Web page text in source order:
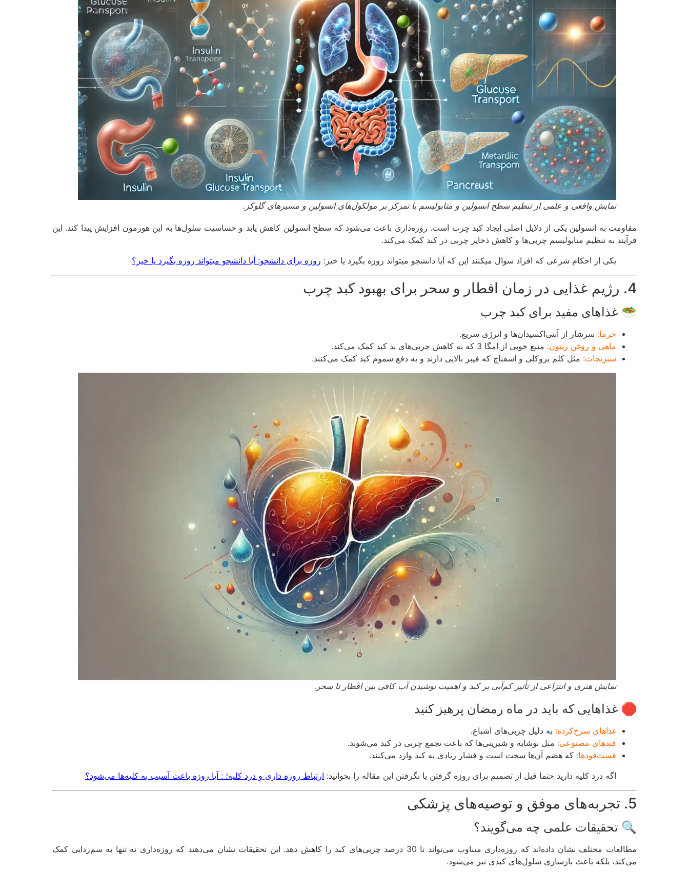
نمایش واقعی و علمی از تنظیم سطح انسولین و متابولیسم با تمرکز بر مولکول‌های انسولین و مسیرهای گلوکز.
مقاومت به انسولین یکی از دلایل اصلی ایجاد کبد چرب است. روزه‌داری باعث می‌شود که سطح انسولین کاهش یابد و حساسیت سلول‌ها به این هورمون افزایش پیدا کند. این
فرآیند به تنظیم متابولیسم چربی‌ها و کاهش ذخایر چربی در کبد کمک می‌کند.
یکی از احکام شرعی که افراد سوال میکنند این که آیا دانشجو میتواند روزه بگیرد یا خیر: روزه برای دانشجو: آیا دانشجو میتواند روزه بگیرد یا خیر؟
4. رژیم غذایی در زمان افطار و سحر برای بهبود کبد چرب
🥗 غذاهای مفید برای کبد چرب
خرما: سرشار از آنتی‌اکسیدان‌ها و انرژی سریع.
ماهی و روغن زیتون: منبع خوبی از امگا 3 که به کاهش چربی‌های بد کبد کمک می‌کند.
سبزیجات: مثل کلم بروکلی و اسفناج که فیبر بالایی دارند و به دفع سموم کبد کمک می‌کنند.
نمایش هنری و انتزاعی از تأثیر کم‌آبی بر کبد و اهمیت نوشیدن آب کافی بین افطار تا سحر.
🛑 غذاهایی که باید در ماه رمضان پرهیز کنید
غذاهای سرخ‌کرده: به دلیل چربی‌های اشباع.
قندهای مصنوعی: مثل نوشابه و شیرینی‌ها که باعث تجمع چربی در کبد می‌شوند.
فست‌فودها: که هضم آن‌ها سخت است و فشار زیادی به کبد وارد می‌کنند.
اگه درد کلیه دارید حتما قبل از تصمیم برای روزه گرفتن یا نگرفتن این مقاله را بخوانید: ارتباط روزه داری و درد کلیه؛ : آیا روزه باعث آسیب به کلیه‌ها می‌شود؟
5. تجربه‌های موفق و توصیه‌های پزشکی
🔍 تحقیقات علمی چه می‌گویند؟
مطالعات مختلف نشان داده‌اند که روزه‌داری متناوب می‌تواند تا 30 درصد چربی‌های کبد را کاهش دهد. این تحقیقات نشان می‌دهند که روزه‌داری نه تنها به سم‌زدایی کمک
می‌کند، بلکه باعث بازسازی سلول‌های کبدی نیز می‌شود.